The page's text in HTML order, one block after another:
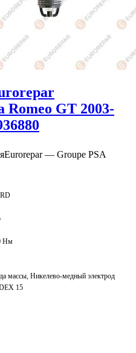
Romeo GT 2003-
Eurorepar — Groupe PSA
Нм
массы, Никелево-медный электрод
15